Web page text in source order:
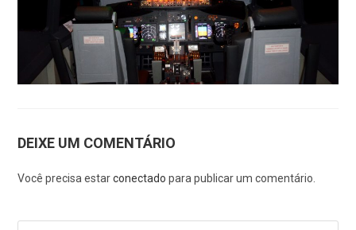
DEIXE UM COMENTÁRIO
Você precisa estarconectado para publicar um comentário.